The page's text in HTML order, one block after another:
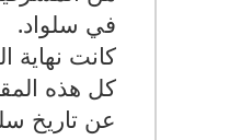
في سلواد.
كانت نهاية
كل هذه
عن تاريخ